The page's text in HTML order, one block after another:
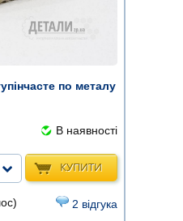
по металу
В наявності
КУПИТИ
2 відгука